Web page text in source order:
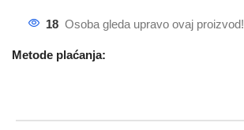
18 Osoba gleda upravo ovaj proizvod!
Metode plaćanja: